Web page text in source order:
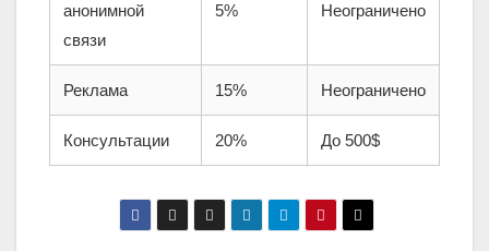
анонимной
связи
5% Неограничено
Реклама 15% Неограничено
Консультации 20% До 500$